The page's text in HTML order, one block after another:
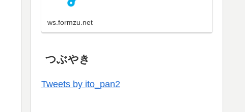
ws.formzu.net
つぶやき
Tweets by ito_pan2